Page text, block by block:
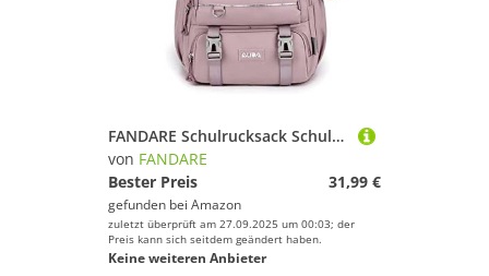
FANDARE Schulrucksack Schulrucksack Kinderrucksack Schultasche Jungen Mädchen Rucksack Schulranzen für Outdoor Reise Daypacks Freizeitrucksack Rucksack mit Plüsch Anhänger Wasserdicht Nylon Violett
von FANDARE
Bester Preis
31,99 €
gefunden bei Amazon
zuletzt überprüft am 27.09.2025 um 00:03; der
Preis kann sich seitdem geändert haben.
Keine weiteren Anbieter